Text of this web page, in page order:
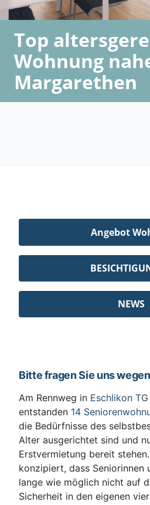
Top
Wohnung
Margarethen
Angebot
NEWS
Bitte fragen Sie uns
Am Rennweg in Eschlikon TG
entstanden 14
die Bedürfnisse des
Alter ausgerichtet sind und
Erstvermietung bereit
konzipiert, dass Seniorinnen
lange wie möglich nicht auf
Sicherheit in den eigenen